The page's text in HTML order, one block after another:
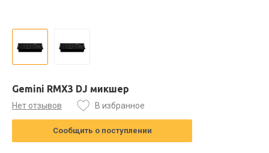
Gemini RMX3 DJ микшер
Нет отзывов В избранное
Сообщить о поступлении